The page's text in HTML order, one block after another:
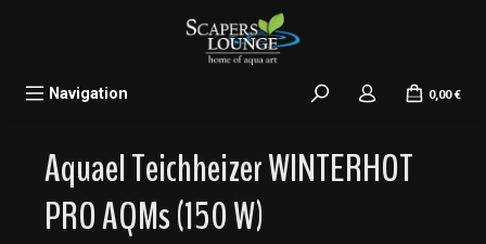
Navigation 0,00 €
Aquael Teichheizer WINTERHOT
PRO AQMs (150 W)